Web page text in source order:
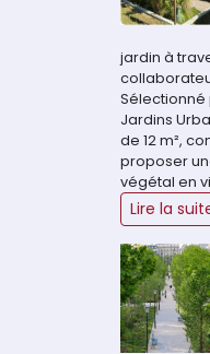
jardin à
Sélectionné
Jardins
de 12 m²,
proposer
végétal en
Lire la